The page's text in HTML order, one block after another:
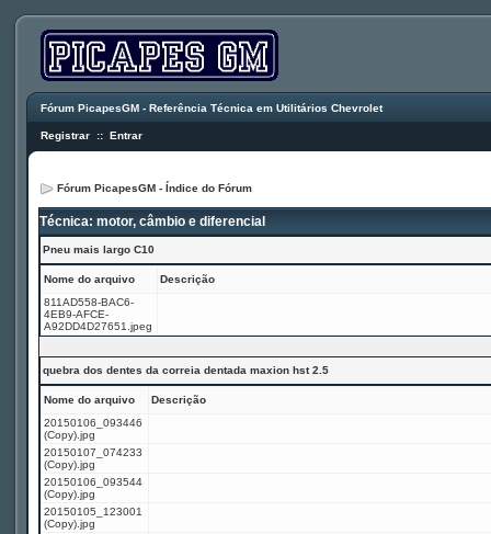
Fórum PicapesGM - Referência Técnica em Utilitários Chevrolet
Registrar :: Entrar
Fórum PicapesGM - Índice do Fórum
Técnica: motor, câmbio e diferencial
Pneu mais largo C10
Nome do arquivo
Descrição
811AD558-BAC6-
4EB9-AFCE-
A92DD4D27651.jpeg
quebra dos dentes da correia dentada maxion hst 2.5
Nome do arquivo
Descrição
20150106_093446
(Copy).jpg
20150107_074233
(Copy).jpg
20150106_093544
(Copy).jpg
20150105_123001
(Copy).jpg